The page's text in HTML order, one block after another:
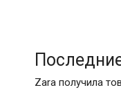
Zara получила